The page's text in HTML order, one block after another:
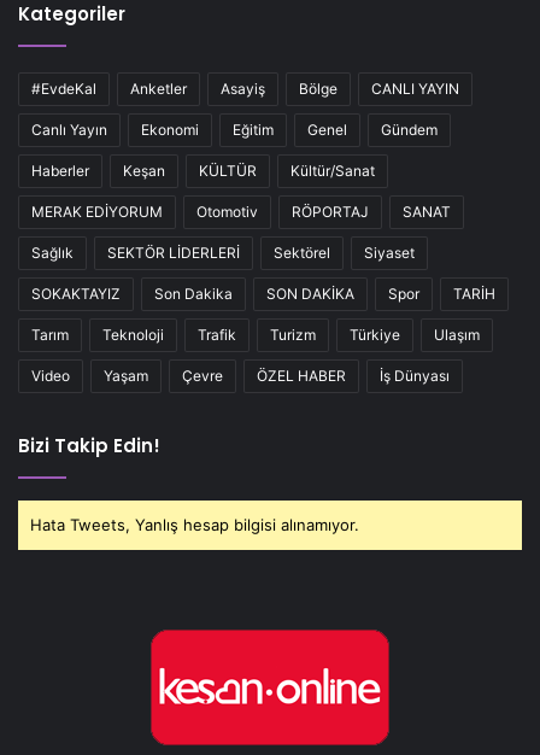
Kategoriler
#EvdeKal Anketler Asayiş Bölge CANLI YAYIN
Canlı Yayın Ekonomi Eğitim Genel Gündem
Haberler Keşan KÜLTÜR Kültür/Sanat
MERAK EDİYORUM Otomotiv RÖPORTAJ SANAT
Sağlık SEKTÖR LİDERLERİ Sektörel Siyaset
SOKAKTAYIZ Son Dakika SON DAKİKA Spor TARİH
Tarım Teknoloji Trafik Turizm Türkiye Ulaşım
Video Yaşam Çevre ÖZEL HABER İş Dünyası
Bizi Takip Edin!
Hata Tweets, Yanlış hesap bilgisi alınamıyor.